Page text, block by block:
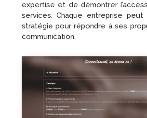
expertise et de démontrer
services. Chaque entreprise
stratégie pour répondre à ses
communication.